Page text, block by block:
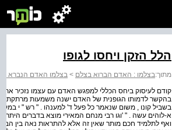
הלל הזקן ויחסו לגופו
מתוך:בצלמו : האדם הברוא בצלם > בצלמו האדם הנברא
קודם לעיסוק ביחס הכללי למפגש האדם עם עצמו נזכיר את
בהקשר לדמותו הגופנית של האדם ישנה משמעות מרתקת .
בשביל קונו , משום שנאמר כל פעל ד' למענהו . " רש " י
א-לוהים עשה . " 'וגו רבי מנחם המאירי מוצא בדברים היתר
ואף לתלמיד חכם מותר שאין זה אלא להתראות נאה בין